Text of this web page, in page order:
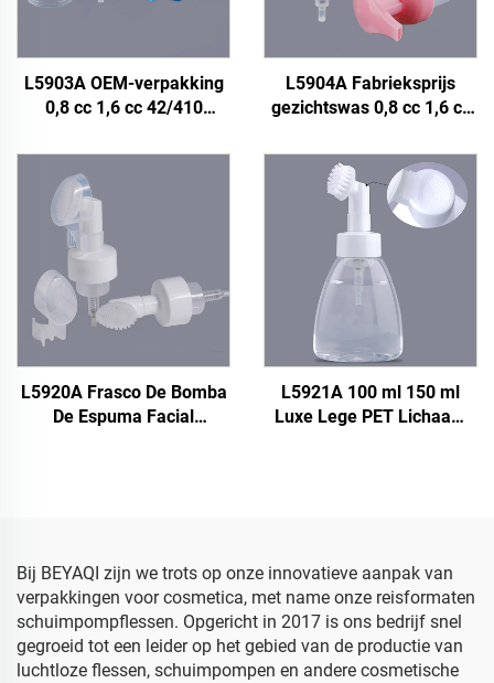
L5903A OEM-verpakking
0,8 cc 1,6 cc 42/410
42 mm 50 ml 100 ml 150
ml 250 ml 300 ml
Zeepfoampompfles
L5904A Fabrieksprijs
gezichtswas 0,8 cc 1,6 cc
kunststof schuimpomp
fles, 40 mm transparante
schuimpomp fles, zeep
schuimpomp fles
L5920A Frasco De Bomba
De Espuma Facial
L5921A 100 ml 150 ml
Luxe Lege PET Lichaam
Bij BEYAQI zijn we trots op onze innovatieve aanpak van
verpakkingen voor cosmetica, met name onze reisformaten
schuimpompflessen. Opgericht in 2017 is ons bedrijf snel
gegroeid tot een leider op het gebied van de productie van
luchtloze flessen, schuimpompen en andere cosmetische